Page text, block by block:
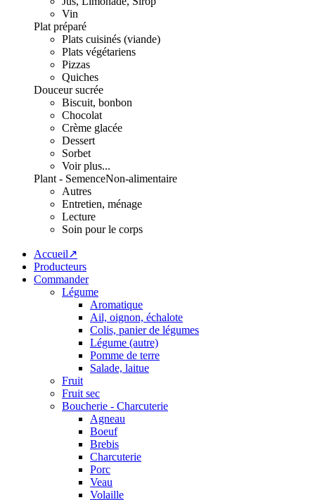
Vin
Plat préparé
Plats cuisinés (viande)
Plats végétariens
Pizzas
Quiches
Douceur sucrée
Biscuit, bonbon
Chocolat
Crème glacée
Dessert
Sorbet
Voir plus...
Plant - SemenceNon-alimentaire
Autres
Entretien, ménage
Lecture
Soin pour le corps
Accueil↗
Producteurs
Commander
Légume
Aromatique
Ail, oignon, échalote
Colis, panier de légumes
Légume (autre)
Pomme de terre
Salade, laitue
Fruit
Fruit sec
Boucherie - Charcuterie
Agneau
Boeuf
Brebis
Charcuterie
Porc
Veau
Volaille